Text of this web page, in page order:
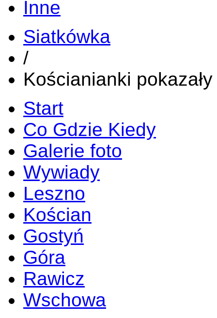
Inne
Siatkówka
/
Kościanianki
Start
Co Gdzie Kiedy
Galerie foto
Wywiady
Leszno
Kościan
Gostyń
Góra
Rawicz
Wschowa